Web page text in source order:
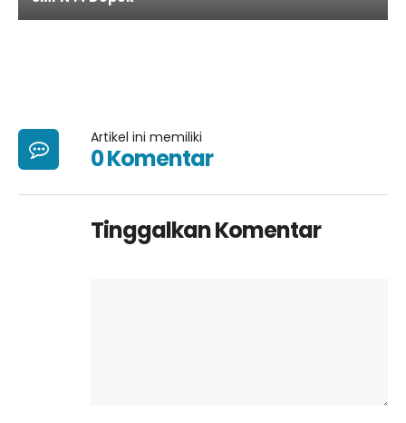
Artikel ini memiliki
0 Komentar
Tinggalkan Komentar